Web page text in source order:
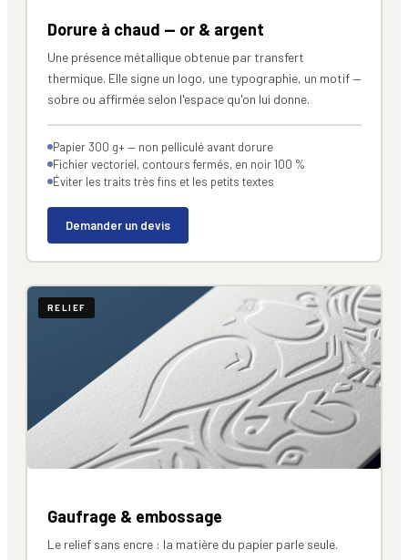
Dorure à chaud — or & argent
Une présence métallique obtenue par transfert
thermique. Elle signe un logo, une typographie, un motif —
sobre ou affirmée selon l'espace qu'on lui donne.
Papier 300 g+ — non pelliculé avant dorure
Fichier vectoriel, contours fermés, en noir 100 %
Éviter les traits très fins et les petits textes
Demander un devis
RELIEF
Gaufrage & embossage
Le relief sans encre : la matière du papier parle seule.